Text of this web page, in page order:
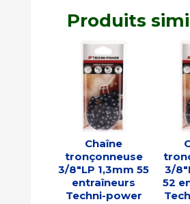
Produits
Chaîne
tronçonneuse
3/8″LP 1,3mm 55
entraîneurs
Techni-power
3/
52